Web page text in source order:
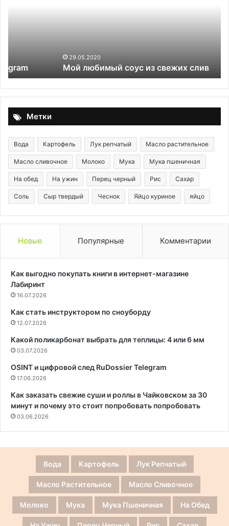
Мой любимый соус из свежих слив
Метки
Вода Картофель Лук репчатый Масло растительное
Масло сливочное Молоко Мука Мука пшеничная
На обед На ужин Перец черный Рис Сахар
Соль Сыр твердый Чеснок Яйцо куриное яйцо
Новые Популярные Комментарии
Как выгодно покупать книги в интернет-магазине
Лабиринт
16.07.2026
Как стать инструктором по сноуборду
12.07.2026
Какой поликарбонат выбрать для теплицы: 4 или 6 мм
03.07.2026
OSINT и цифровой след RuDossier Telegram
17.06.2026
Как заказать свежие суши и роллы в Чайковском за 30
минут и почему это стоит попробовать попробовать
03.06.2026
Вода Картофель Лук Репчатый
Масло Растительное Масло Сливочное
Молоко Мука Мука Пшеничная На Обед